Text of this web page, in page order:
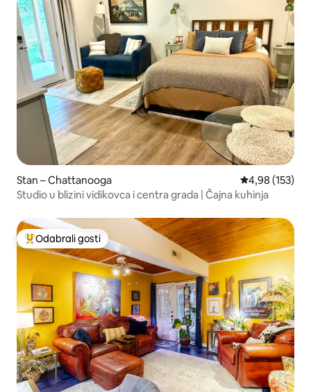
Stan – Chattanooga Prosječna
4,98 (153)
Studio u blizini vidikovca i centra grada | Čajna kuhinja
Među najviše rangiranima s oznakom „Odabrali gosti”
Odabrali gosti